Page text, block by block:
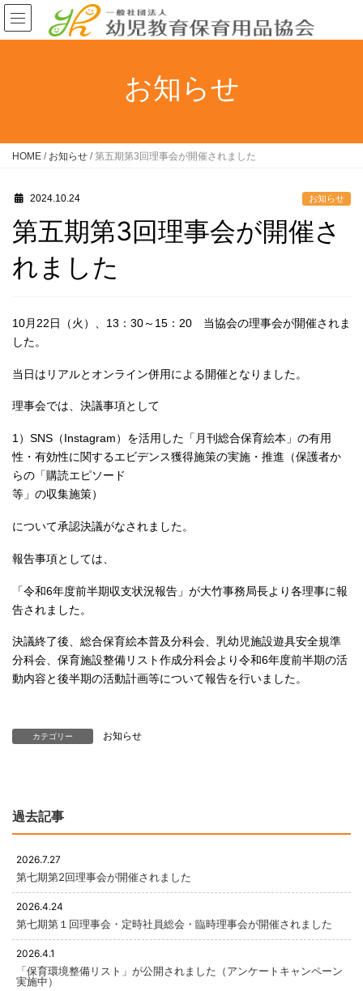
お知らせ
HOME / お知らせ /第五期第3回理事会が開催されました
2024.10.24 お知らせ
第五期第3回理事会が開催さ
れました
10月22日（火）、13：30～15：20 当協会の理事会が開催されま
した。
当日はリアルとオンライン併用による開催となりました。
理事会では、決議事項として
1）SNS（Instagram）を活用した「月刊総合保育絵本」の有用
性・有効性に関するエビデンス獲得施策の実施・推進（保護者か
らの「購読エピソード
等」の収集施策）
について承認決議がなされました。
報告事項としては、
「令和6年度前半期収支状況報告」が大竹事務局長より各理事に報
告されました。
決議終了後、総合保育絵本普及分科会、乳幼児施設遊具安全規準
分科会、保育施設整備リスト作成分科会より令和6年度前半期の活
動内容と後半期の活動計画等について報告を行いました。
カテゴリー お知らせ
過去記事
第七期第2回理事会が開催されました
2026.7.27
第七期第１回理事会・定時社員総会・臨時理事会が開催されました
2026.4.24
「保育環境整備リスト」が公開されました（アンケートキャンペーン
実施中）
2026.4.1